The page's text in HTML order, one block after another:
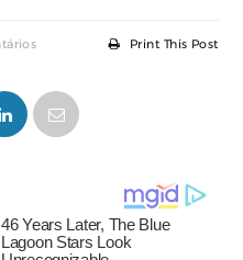
Print This Post